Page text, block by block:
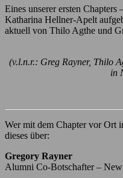
Eines unserer ersten Chapters
Katharina Hellner-Apelt
aktuell von Thilo Agthe und
(v.l.n.r.: Greg Rayner, Thilo
in
Wer mit dem Chapter vor Ort
dieses über:
Gregory Rayner
Alumni Co-Botschafter –